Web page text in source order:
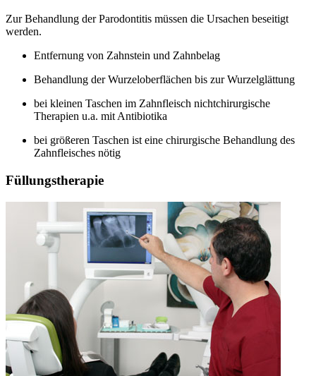
Zur Behandlung der Parodontitis müssen die Ursachen beseitigt
werden.
Entfernung von Zahnstein und Zahnbelag
Behandlung der Wurzeloberflächen bis zur Wurzelglättung
bei kleinen Taschen im Zahnfleisch nichtchirurgische
Therapien u.a. mit Antibiotika
bei größeren Taschen ist eine chirurgische Behandlung des
Zahnfleisches nötig
Füllungstherapie